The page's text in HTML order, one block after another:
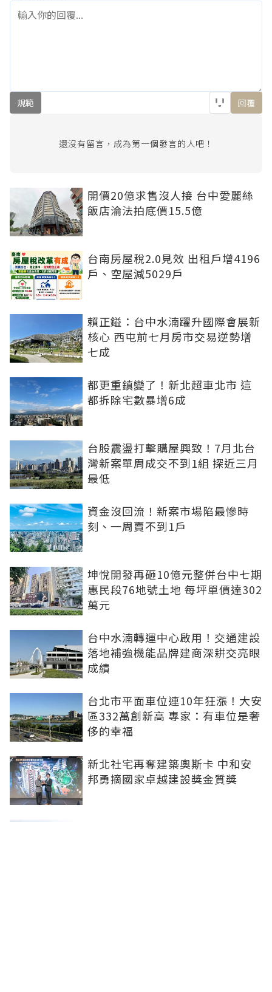
規範 回覆
還沒有留言，成為第一個發言的人吧！
開價20億求售沒人接 台中愛麗絲
飯店淪法拍底價15.5億
台南房屋稅2.0見效 出租戶增4196
戶、空屋減5029戶
賴正鎰：台中水湳躍升國際會展新
核心 西屯前七月房市交易逆勢增
七成
都更重鎮變了！新北超車北市 這
都拆除宅數暴增6成
台股震盪打擊購屋興致！7月北台
灣新案單周成交不到1組 探近三月
最低
資金沒回流！新案市場陷最慘時
刻、一周賣不到1戶
坤悅開發再砸10億元整併台中七期
惠民段76地號土地 每坪單價達302
萬元
台中水湳轉運中心啟用！交通建設
落地補強機能品牌建商深耕交亮眼
成績
台北市平面車位連10年狂漲！大安
區332萬創新高 專家：有車位是奢
侈的幸福
新北社宅再奪建築奧斯卡 中和安
邦勇摘國家卓越建設獎金質獎